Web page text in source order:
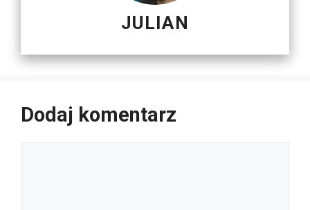
JULIAN
Dodaj komentarz